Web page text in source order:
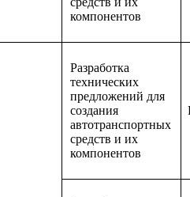
компонентов
Разработка
технических
предложений для
создания
автотранспортных
средств и их
компонентов